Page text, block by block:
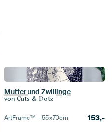
Mutter und Zwillinge
von Cats & Dotz
ArtFrame™ –55×70cm 153,-